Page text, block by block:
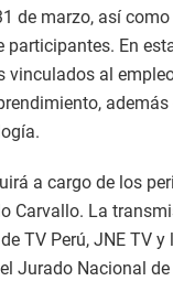
de marzo, así
participantes. En
vinculados al
además
a cargo de los
Carvallo. La
TV Perú, JNE TV
Jurado Nacional de